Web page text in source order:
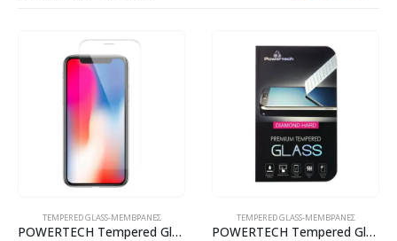
TEMPERED GLASS-ΜΕΜΒΡΆΝΕΣ
POWERTECH Tempered Glass ELAIO 2.5 Curved για Apple iPhone X, Clear
TEMPERED GLASS-ΜΕΜΒΡΆΝΕΣ
POWERTECH Tempered Glass 9H(0.33MM), Nokia 3